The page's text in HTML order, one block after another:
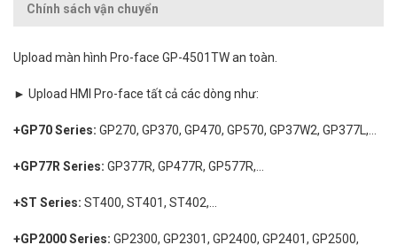
Chính sách vận chuyển
Upload màn hình Pro-face GP-4501TW an toàn.
► Upload HMI Pro-face tất cả các dòng như:
+GP70 Series: GP270, GP370, GP470, GP570, GP37W2, GP377L,...
+GP77R Series: GP377R, GP477R, GP577R,...
+ST Series: ST400, ST401, ST402,...
+GP2000 Series: GP2300, GP2301, GP2400, GP2401, GP2500,